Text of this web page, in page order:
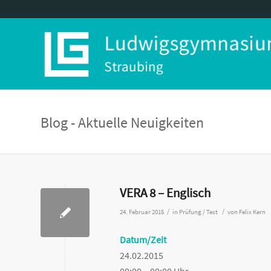
Blog - Aktuelle Neuigkeiten
VERA 8 – Englisch
24. Februar 2015 / in Prüfung / Test / von Felix Kern
Datum/Zeit
24.02.2015